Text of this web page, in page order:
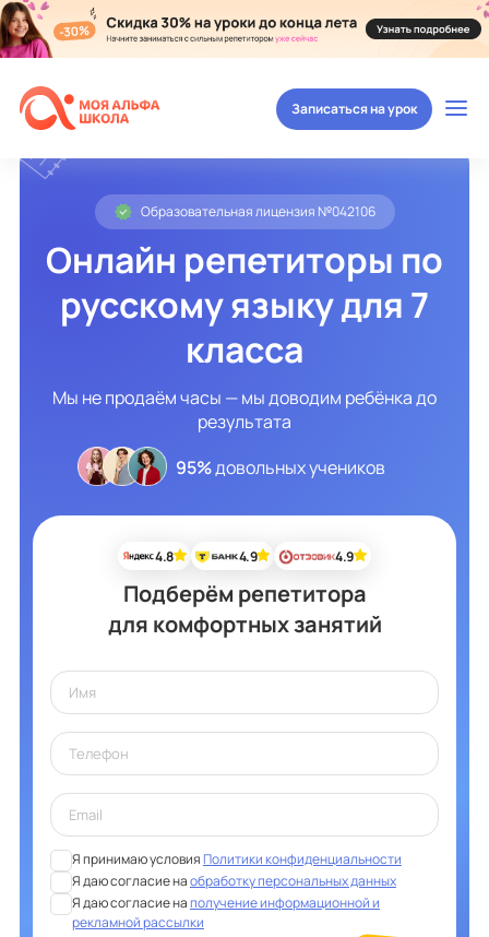
Записаться на урок
Образовательная лицензия №042106
Онлайн репетиторы по
русскому языку для 7
класса
Мы не продаём часы — мы доводим ребёнка до
результата
95%довольных учеников
4.8 4.9 4.9
Подберём репетитора
для комфортных занятий
Я принимаю условияПолитики конфиденциальности
Я даю согласие наобработку персональных данных
Я даю согласие наполучение информационной и
рекламной рассылки